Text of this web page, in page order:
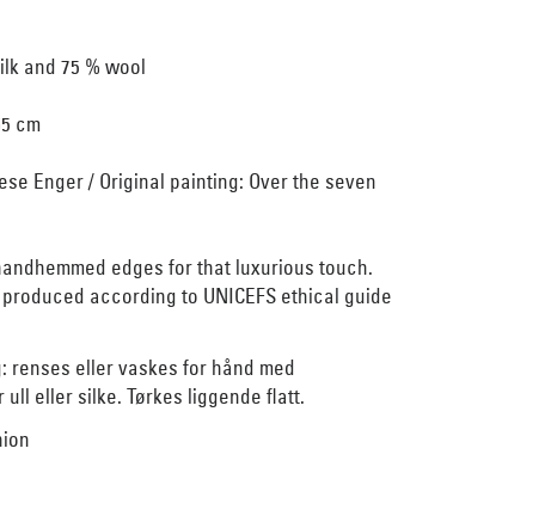
and 75 % wool
cm
Enger / Original painting: Over the seven
edges for that luxurious touch.
according to UNICEFS ethical guide
renses eller vaskes for hånd med
ull eller silke. Tørkes liggende flatt.